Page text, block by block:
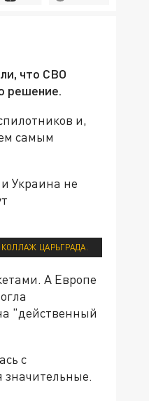
что СВО
решение.
и,
самым
Украина не
КОЛЛАЖ ЦАРЬГРАДА.
А Европе
"действенный
с